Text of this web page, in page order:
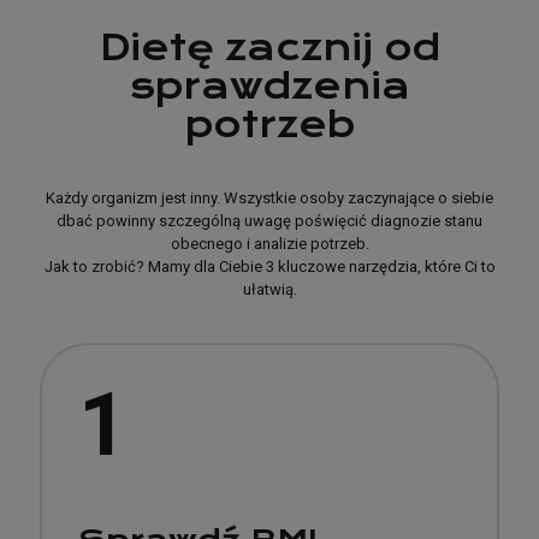
Dietę zacznij od
sprawdzenia
potrzeb
Każdy organizm jest inny. Wszystkie osoby zaczynające o siebie
dbać powinny szczególną uwagę poświęcić diagnozie stanu
obecnego i analizie potrzeb.
Jak to zrobić? Mamy dla Ciebie 3 kluczowe narzędzia, które Ci to
ułatwią.
1